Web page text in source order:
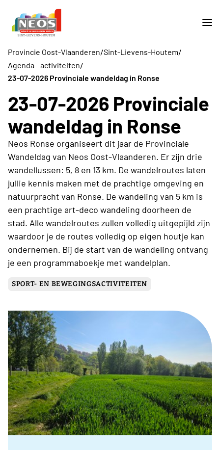
Provincie Oost-Vlaanderen/Sint-Lievens-Houtem/
Agenda - activiteiten/
23-07-2026 Provinciale wandeldag in Ronse
23-07-2026 Provinciale
wandeldag in Ronse
Neos Ronse organiseert dit jaar de Provinciale
Wandeldag van Neos Oost-Vlaanderen. Er zijn drie
wandellussen: 5, 8 en 13 km. De wandelroutes laten
jullie kennis maken met de prachtige omgeving en
natuurpracht van Ronse. De wandeling van 5 km is
een prachtige art-deco wandeling doorheen de
stad. Alle wandelroutes zullen volledig uitgepijld zijn
waardoor je de routes volledig op eigen houtje kan
ondernemen. Bij de start van de wandeling ontvang
je een programmaboekje met wandelplan.
SPORT- EN BEWEGINGSACTIVITEITEN